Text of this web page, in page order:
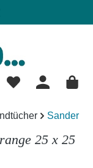
Sander
25 x 25